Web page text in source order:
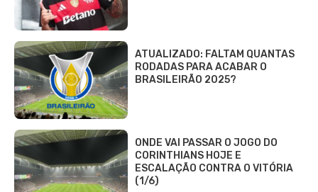
ATUALIZADO: FALTAM QUANTAS
RODADAS PARA ACABAR O
BRASILEIRÃO 2025?
ONDE VAI PASSAR O JOGO DO
CORINTHIANS HOJE E
ESCALAÇÃO CONTRA O VITÓRIA
(1/6)